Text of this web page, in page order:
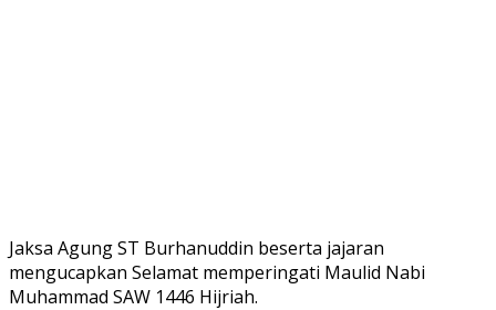
Jaksa Agung ST Burhanuddin beserta jajaran
mengucapkan Selamat memperingati Maulid Nabi
Muhammad SAW 1446 Hijriah.